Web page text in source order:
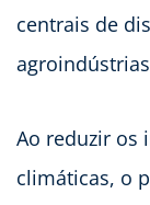
centrais de
Ao reduzir os
climáticas, o